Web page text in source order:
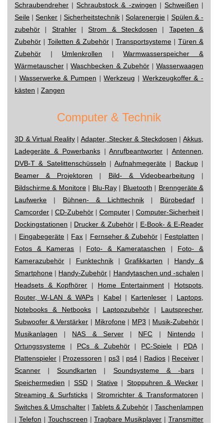
Schraubendreher |Schraubstock & -zwingen | Schweißen |
Seile |Senker | Sicherheitstechnik|Solarenergie | Spülen & -
zubehör | Strahler|Strom & Steckdosen | Tapeten &
Zubehör | Toiletten & Zubehör | Transportsysteme | Türen &
Zubehör | Umlenkrollen |Warmwasserspeicher &
Wärmetauscher |Waschbecken & Zubehör|Wasserwaagen
| Wasserwerke & Pumpen |Werkzeug | Werkzeugkoffer & -
kästen | Zangen
Computer & Technik
3D & Virtual Reality|Adapter, Stecker & Steckdosen |Akkus,
Ladegeräte & Powerbanks|Anrufbeantworter |Antennen,
DVB-T & Satelittenschüsseln |Aufnahmegeräte | Backup|
Beamer & Projektoren | Bild- & Videobearbeitung |
Bildschirme & Monitore| Blu-Ray| Bluetooth | Brenngeräte &
Laufwerke | Bühnen- & Lichttechnik| Bürobedarf|
Camcorder | CD-Zubehör | Computer | Computer-Sicherheit |
Dockingstationen | Drucker & Zubehör| E-Book- & E-Reader
| Eingabegeräte | Fax | Fernseher & Zubehör| Festplatten |
Fotos & Kameras | Foto- & Kamerataschen | Foto- &
Kamerazubehör | Funktechnik|Grafikkarten | Handy &
Smartphone | Handy-Zubehör | Handytaschen und -schalen |
Headsets & Kopfhörer | Home Entertainment| Hotspots,
Router, W-LAN & WAPs | Kabel| Kartenleser | Laptops,
Notebooks & Netbooks | Laptopzubehör | Lautsprecher,
Subwoofer & Verstärker | Mikrofone| MP3 | Musik-Zubehör |
Musikanlagen | NAS & Server| NFC | Nintendo|
Ortungssysteme | PCs & Zubehör| PC-Spiele | PDA|
Plattenspieler | Prozessoren | ps3 | ps4 | Radios| Receiver |
Scanner |Soundkarten | Soundsysteme & -bars|
Speichermedien | SSD| Stative| Stoppuhren & Wecker|
Streaming & Surfsticks| Stromrichter & Transformatoren |
Switches & Umschalter| Tablets & Zubehör | Taschenlampen
| Telefon | Touchscreen |Tragbare Musikplayer | Transmitter